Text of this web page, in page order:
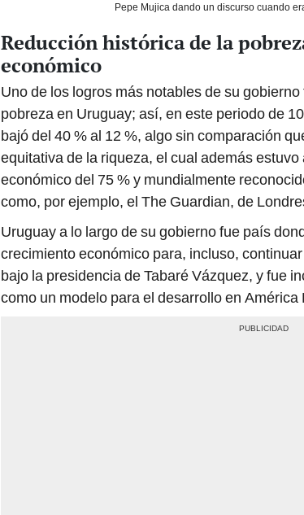
Pepe Mujica dando un discurso cuando
Reducción histórica de la
económico
Uno de los logros más notables de su
pobreza en Uruguay; así, en este periodo de
bajó del 40 % al 12 %, algo sin comparación
equitativa de la riqueza, el cual además
económico del 75 % y mundialmente
como, por ejemplo, el The Guardian, de
Uruguay a lo largo de su gobierno fue país
crecimiento económico para, incluso,
bajo la presidencia de Tabaré Vázquez, y fue
como un modelo para el desarrollo en América